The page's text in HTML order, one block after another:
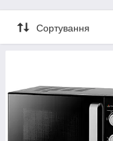
Сортування